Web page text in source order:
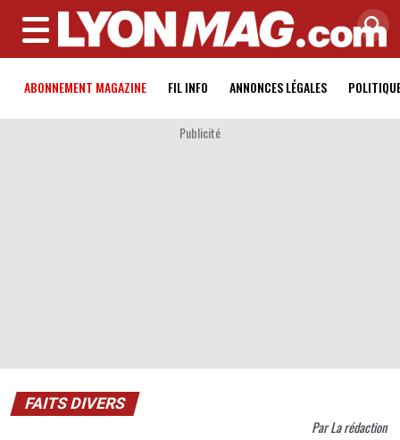
MENU
ABONNEMENT MAGAZINE FIL INFO ANNONCES LÉGALES
Publicité
FAITS DIVERS
ParLa rédaction